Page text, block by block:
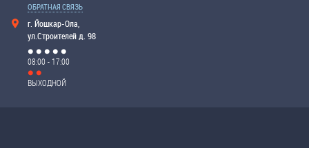
ОБРАТНАЯ СВЯЗЬ
г. Йошкар-Ола,
ул.Строителей д. 98
08:00 - 17:00
ВЫХОДНОЙ